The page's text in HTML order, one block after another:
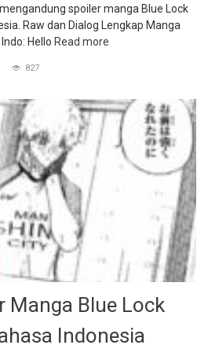
spoiler manga Blue Lock
Raw dan Dialog Lengkap Manga
Hello Read more
827
Manga Blue Lock
Indonesia